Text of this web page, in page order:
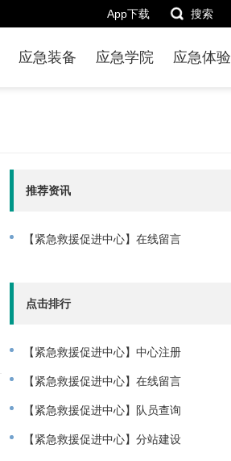
App下载 搜索
应急装备 应急学院 应急体验
推荐资讯
【紧急救援促进中心】在线留言
点击排行
【紧急救援促进中心】中心注册
【紧急救援促进中心】在线留言
【紧急救援促进中心】队员查询
【紧急救援促进中心】分站建设